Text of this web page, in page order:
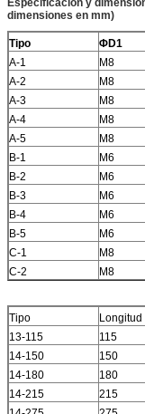
Especificación y
dimensiones en mm)
Tipo ΦD1
A-1
M8
A-2
M8
A-3
M8
A-4
M8
A-5
M8
B-1
M6
B-2
M6
B-3
M6
B-4
M6
B-5
M6
C-1
M8
C-2
M8
Tipo Longitud
13-115
115
14-150
150
14-180
180
14-215
215